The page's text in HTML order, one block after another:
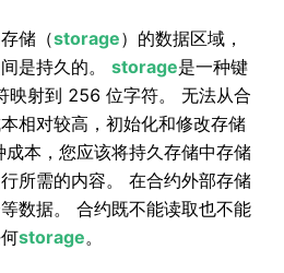
储（storage）的数据区域，
是持久的。 storage是一种键
映射到 256 位字符。 无法从合
相对较高，初始化和修改存储
本，您应该将持久存储中存储
所需的内容。 在合约外部存储
数据。 合约既不能读取也不能
storage。